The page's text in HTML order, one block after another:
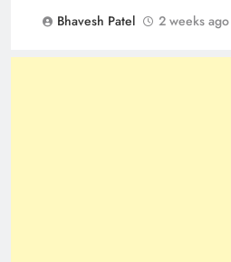
Bhavesh Patel
2 weeks ago